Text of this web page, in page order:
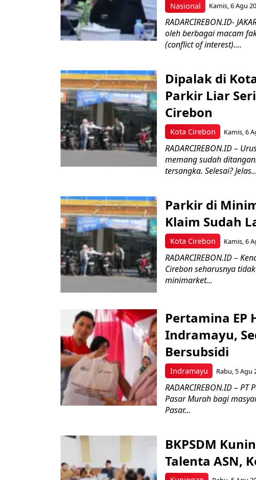
Nasional Kamis, 6 Agu
RADARCIREBON.ID-
oleh berbagai macam
(conflict of interest)....
Kota Cirebon
Dipalak di
Parkir Liar
Cirebon
Kamis, 6
RADARCIREBON.ID –
memang sudah
tersangka. Selesai?
Kota Cirebon
Parkir di
Klaim Sudah
Kamis, 6
RADARCIREBON.ID –
Cirebon seharusnya
minimarket...
Indramayu
Pertamina EP
Indramayu,
Bersubsidi
Rabu, 5 Agu
RADARCIREBON.ID –
Pasar Murah bagi
Pasar...
BKPSDM
Talenta ASN,